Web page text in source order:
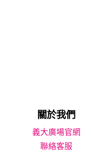
關於我們
義大廣場官網
聯絡客服